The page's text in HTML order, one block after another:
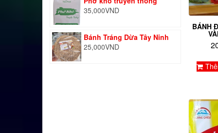
35,000VND
Bánh Tráng Dừa Tây Ninh
25,000VND
BÁNH